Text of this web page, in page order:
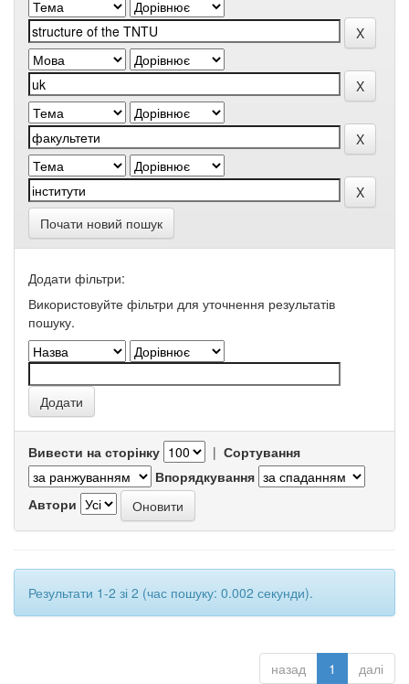
Почати новий пошук
Додати фільтри:
Використовуйте фільтри для уточнення результатів
пошуку.
Вивести на сторінку | Сортування
Впорядкування
Автори
Результати 1-2 зі 2 (час пошуку: 0.002 секунди).
назад 1 далі